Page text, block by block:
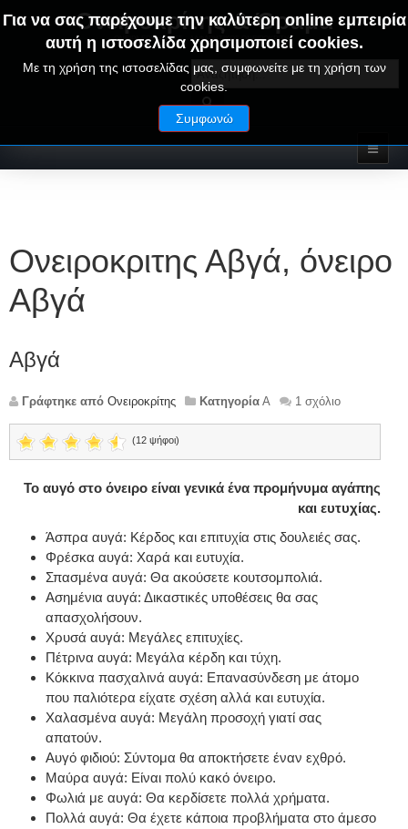
Ονειροκρίτης & Όραμα
ΟΝΕΙΡΑ ΕΡΜΗΝΕΙΕΣ - ΑΛΦΑΒΗΤΙΚΟΣ ΟΝΕΙΡΟΚΡΙΤΗΣ
Για να σας παρέχουμε την καλύτερη online εμπειρία
αυτή η ιστοσελίδα χρησιμοποιεί cookies.
Με τη χρήση της ιστοσελίδας μας, συμφωνείτε με τη χρήση των
cookies.
Συμφωνώ
Ονειροκριτης Αβγά, όνειρο
Αβγά
Αβγά
Γράφτηκε από Ονειροκρίτης Κατηγορία Α 1 σχόλιο
(12 ψήφοι)
Το αυγό στο όνειρο είναι γενικά ένα προμήνυμα αγάπης
και ευτυχίας.
Άσπρα αυγά: Κέρδος και επιτυχία στις δουλειές σας.
Φρέσκα αυγά: Χαρά και ευτυχία.
Σπασμένα αυγά: Θα ακούσετε κουτσομπολιά.
Ασημένια αυγά: Δικαστικές υποθέσεις θα σας
απασχολήσουν.
Χρυσά αυγά: Μεγάλες επιτυχίες.
Πέτρινα αυγά: Μεγάλα κέρδη και τύχη.
Κόκκινα πασχαλινά αυγά: Επανασύνδεση με άτομο
που παλιότερα είχατε σχέση αλλά και ευτυχία.
Χαλασμένα αυγά: Μεγάλη προσοχή γιατί σας
απατούν.
Αυγό φιδιού: Σύντομα θα αποκτήσετε έναν εχθρό.
Μαύρα αυγά: Είναι πολύ κακό όνειρο.
Φωλιά με αυγά: Θα κερδίσετε πολλά χρήματα.
Πολλά αυγά: Θα έχετε κάποια προβλήματα στο άμεσο